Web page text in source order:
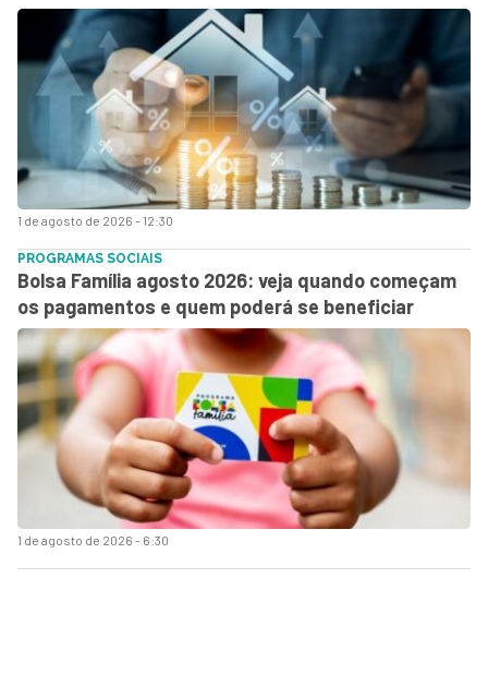
1 de agosto de 2026 - 12:30
1 de agosto de 2026 - 6:30
PROGRAMAS SOCIAIS
Bolsa Família agosto 2026: veja quando começam
os pagamentos e quem poderá se beneficiar